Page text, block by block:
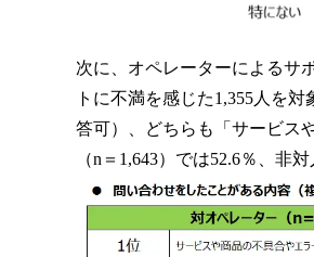
次に、オペレーターによるサ
トに不満を感じた1,355人を
答可）、どちらも「サービス
（n＝1,643）では52.6％、非